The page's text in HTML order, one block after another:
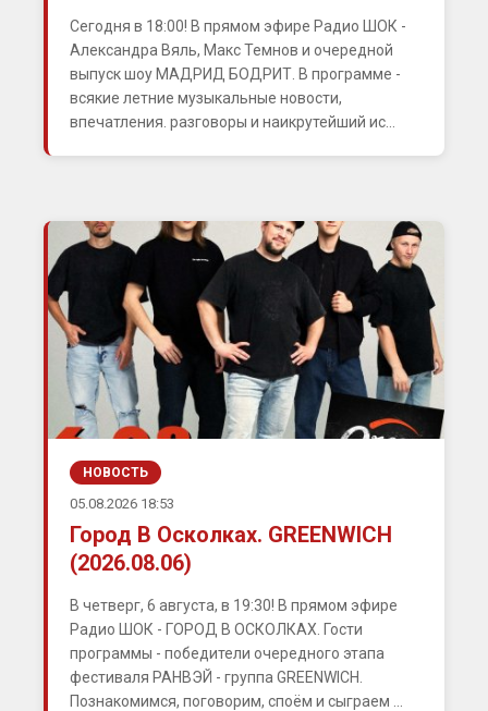
Сегодня в 18:00! В прямом эфире Радио ШОК -
Александра Вяль, Макс Темнов и очередной
выпуск шоу МАДРИД БОДРИТ. В программе -
всякие летние музыкальные новости,
впечатления. разговоры и наикрутейший ис...
НОВОСТЬ
05.08.2026 18:53
Город В Осколках. GREENWICH
(2026.08.06)
В четверг, 6 августа, в 19:30! В прямом эфире
Радио ШОК - ГОРОД В ОСКОЛКАХ. Гости
программы - победители очередного этапа
фестиваля РАНВЭЙ - группа GREENWICH.
Познакомимся, поговорим, споём и сыграем ...